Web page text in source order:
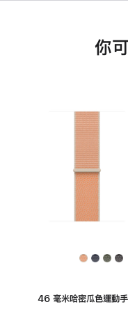
你
46 毫米哈密瓜色運動